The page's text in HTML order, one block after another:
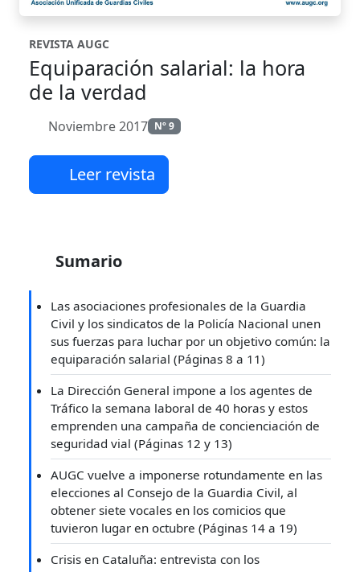
REVISTA AUGC
Equiparación salarial: la hora
de la verdad
Noviembre 2017 Nº 9
Leer revista
Sumario
Las asociaciones profesionales de la Guardia
Civil y los sindicatos de la Policía Nacional unen
sus fuerzas para luchar por un objetivo común: la
equiparación salarial (Páginas 8 a 11)
La Dirección General impone a los agentes de
Tráfico la semana laboral de 40 horas y estos
emprenden una campaña de concienciación de
seguridad vial (Páginas 12 y 13)
AUGC vuelve a imponerse rotundamente en las
elecciones al Consejo de la Guardia Civil, al
obtener siete vocales en los comicios que
tuvieron lugar en octubre (Páginas 14 a 19)
Crisis en Cataluña: entrevista con los